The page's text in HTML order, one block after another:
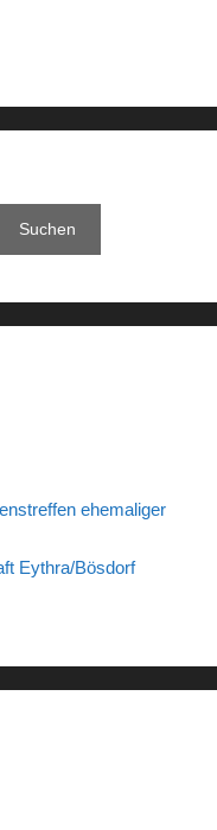
Suchen
ehemaliger
Eythra/Bösdorf